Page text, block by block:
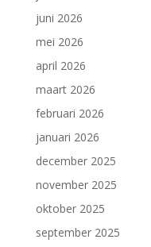
juni 2026
mei 2026
april 2026
maart 2026
februari 2026
januari 2026
december 2025
november 2025
oktober 2025
september 2025